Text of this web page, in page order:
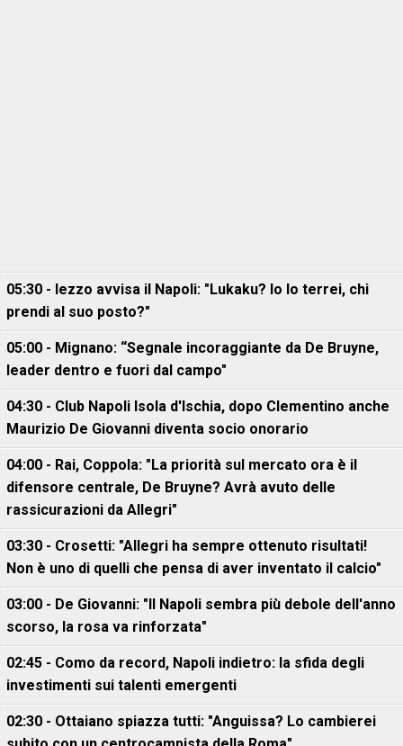
05:30 - Iezzo avvisa il Napoli: "Lukaku? Io lo terrei, chi
prendi al suo posto?"
05:00 - Mignano: “Segnale incoraggiante da De Bruyne,
leader dentro e fuori dal campo"
04:30 - Club Napoli Isola d'Ischia, dopo Clementino anche
Maurizio De Giovanni diventa socio onorario
04:00 - Rai, Coppola: "La priorità sul mercato ora è il
difensore centrale, De Bruyne? Avrà avuto delle
rassicurazioni da Allegri"
03:30 - Crosetti: "Allegri ha sempre ottenuto risultati!
Non è uno di quelli che pensa di aver inventato il calcio"
03:00 - De Giovanni: "Il Napoli sembra più debole dell'anno
scorso, la rosa va rinforzata"
02:45 - Como da record, Napoli indietro: la sfida degli
investimenti sui talenti emergenti
02:30 - Ottaiano spiazza tutti: "Anguissa? Lo cambierei